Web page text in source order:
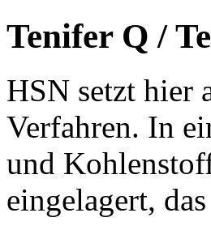
Tenifer Q /
HSN setzt hier
Verfahren. In
und
eingelagert,